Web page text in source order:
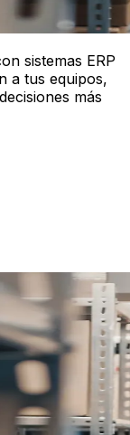
sistemas ERP
a tus equipos,
más